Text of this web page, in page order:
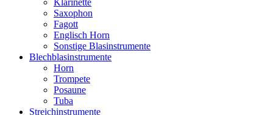
Klarinette
Saxophon
Fagott
Englisch Horn
Sonstige Blasinstrumente
Blechblasinstrumente
Horn
Trompete
Posaune
Tuba
Streichinstrumente